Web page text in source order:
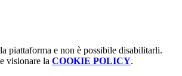
piattaforma e non è possibile disabilitarli.
visionare la COOKIE POLICY.